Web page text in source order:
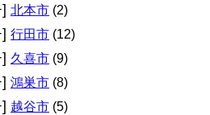
北本市 (2)
行田市 (12)
久喜市 (9)
鴻巣市 (8)
越谷市 (5)